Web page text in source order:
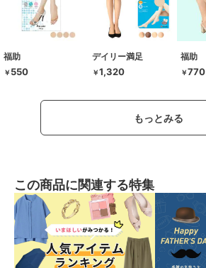
福助
￥ 550
デイリー満足
￥1,320
福助
￥770
もっとみる
この商品に関連する特集